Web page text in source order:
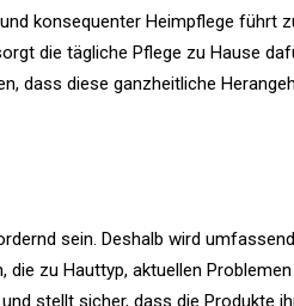
konsequenter Heimpflege führt
die tägliche Pflege zu Hause
dass diese ganzheitliche
sein. Deshalb wird
zu Hauttyp, aktuellen
stellt sicher, dass die Produkte